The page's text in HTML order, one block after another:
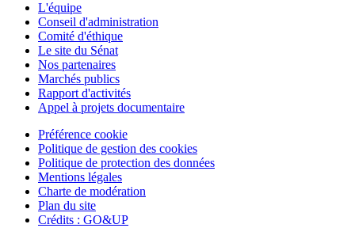
L'équipe
Conseil d'administration
Comité d'éthique
Le site du Sénat
Nos partenaires
Marchés publics
Rapport d'activités
Appel à projets documentaire
Préférence cookie
Politique de gestion des cookies
Politique de protection des données
Mentions légales
Charte de modération
Plan du site
Crédits : GO&UP